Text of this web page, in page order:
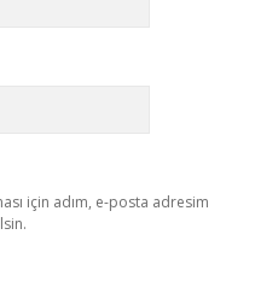
için adım, e-posta adresim